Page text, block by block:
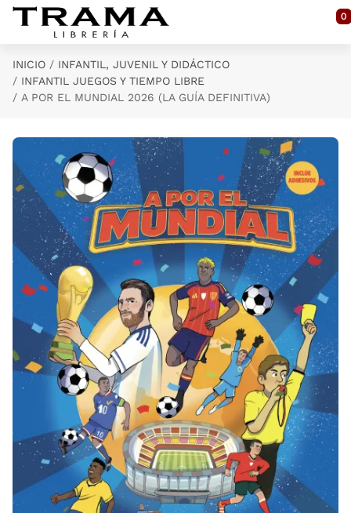
Saltar al contenido principal
0
INICIO
INFANTIL, JUVENIL Y DIDÁCTICO
INFANTIL JUEGOS Y TIEMPO LIBRE
A POR EL MUNDIAL 2026 (LA GUÍA DEFINITIVA)